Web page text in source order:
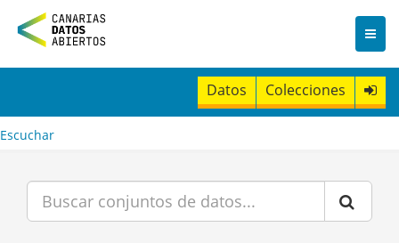
n
t
Datos Colecciones
Escuchar